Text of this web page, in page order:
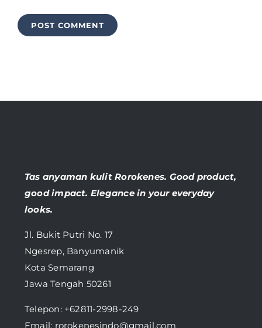
Tas anyaman kulit Rorokenes. Good product,
good impact. Elegance in your everyday
looks.
Jl. Bukit Putri No. 17
Ngesrep, Banyumanik
Kota Semarang
Jawa Tengah 50261
Telepon: +62811-2998-249
Email: rorokenesindo@gmail.com